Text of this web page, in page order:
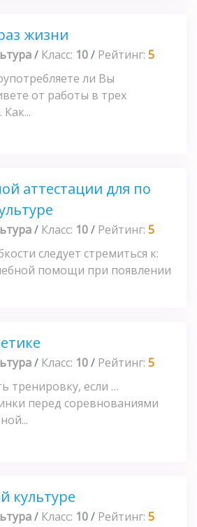
жизни
/ Класс: 10/ Рейтинг: 5
ли Вы
от работы в трех
аттестации для по
/ Класс: 10/ Рейтинг: 5
следует стремиться к:
помощи при появлении
/ Класс: 10/ Рейтинг: 5
тренировку, если …
перед соревнованиями
культуре
/ Класс: 10/ Рейтинг: 5